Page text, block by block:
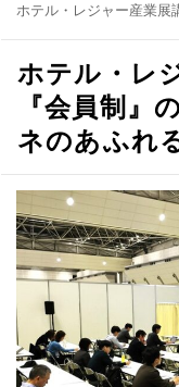
ホテル・レジャー産業展
ホテル・レ
『会員制』
ネのあふれ